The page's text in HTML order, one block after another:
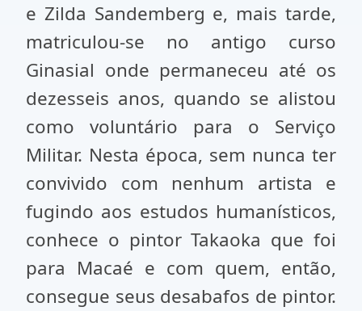
e Zilda Sandemberg e, mais tarde,
matriculou-se no antigo curso
Ginasial onde permaneceu até os
dezesseis anos, quando se alistou
como voluntário para o Serviço
Militar. Nesta época, sem nunca ter
convivido com nenhum artista e
fugindo aos estudos humanísticos,
conhece o pintor Takaoka que foi
para Macaé e com quem, então,
consegue seus desabafos de pintor.